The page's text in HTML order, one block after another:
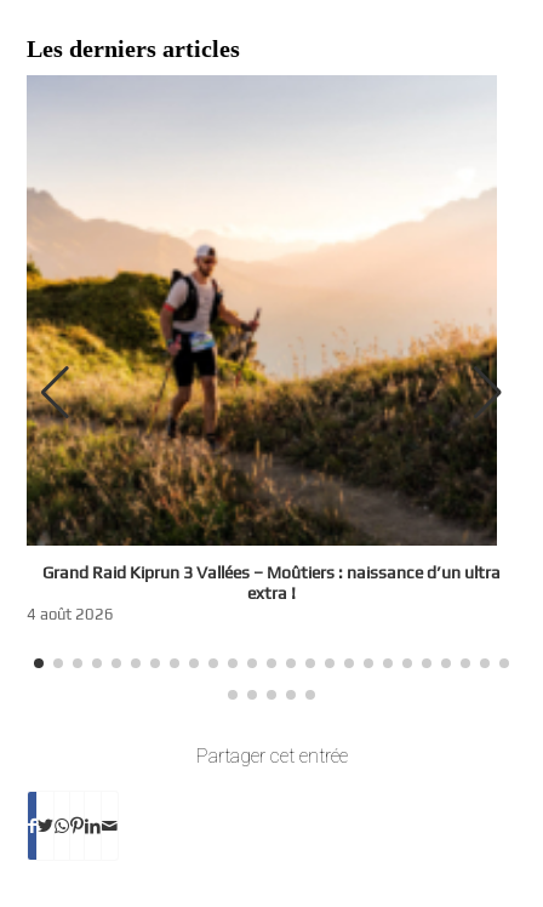
Les derniers articles
Grand Raid Kiprun 3 Vallées – Moûtiers : naissance d’un ultra
extra !
4 août 2026
Partager cet entrée